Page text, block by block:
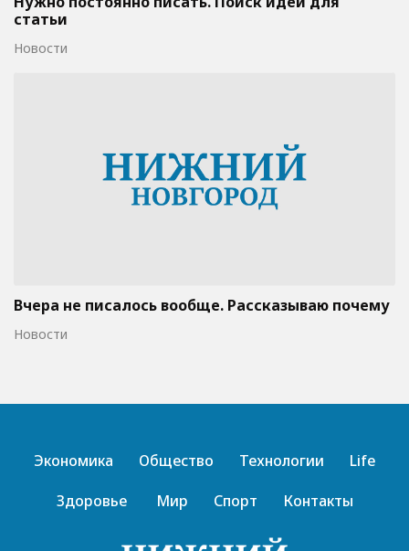
статьи
Новости
Вчера не писалось вообще. Рассказываю почему
Новости
Экономика Общество Технологии
Life
Здоровье
Мир Спорт Контакты